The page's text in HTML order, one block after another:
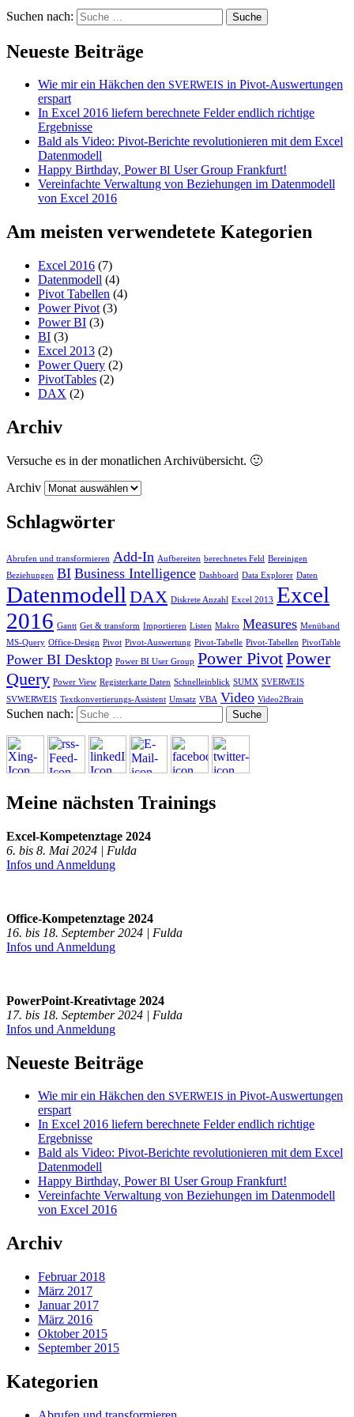
Suchen nach:
Neueste Beiträge
Wie mir ein Häkchen den SVERWEIS in Pivot-Auswertungen
erspart
In Excel 2016 liefern berechnete Felder endlich richtige
Ergebnisse
Bald als Video: Pivot-Berichte revolutionieren mit dem Excel
Datenmodell
Happy Birthday, PowerBI User Group Frankfurt!
Vereinfachte Verwaltung von Beziehungen im Datenmodell
von Excel 2016
Am meisten verwendetete Kategorien
Excel 2016 (7)
Datenmodell (4)
Pivot Tabellen (4)
Power Pivot (3)
Power BI (3)
BI (3)
Excel 2013 (2)
Power Query (2)
PivotTables (2)
DAX (2)
Archiv
Versuche es in der monatlichen Archivübersicht. 🙂
Archiv
Schlagwörter
Abrufen und transformieren Add-In Aufbereiten berechnetes Feld Bereinigen
Beziehungen BI Business Intelligence Dashboard Data Explorer Daten
Datenmodell DAX Diskrete Anzahl Excel 2013 Excel
2016 Gantt Get & transform Importieren Listen Makro Measures Menüband
MS-Query Office-Design Pivot Pivot-Auswertung Pivot-Tabelle Pivot-Tabellen PivotTable
Power BI Desktop Power BI User Group Power PivotPower
Query Power View Registerkarte Daten Schnelleinblick SUMX SVERWEIS
SVWERWEIS Textkonvertierungs-Assistent Umsatz VBA Video Video2Brain
Suchen nach:
Meine nächsten Trainings
Excel-Kompetenztage 2024
6. bis 8. Mai 2024 | Fulda
Infos und Anmeldung
Office-Kompetenztage 2024
16. bis 18. September 2024 | Fulda
Infos und Anmeldung
PowerPoint-Kreativtage 2024
17. bis 18. September 2024 | Fulda
Infos und Anmeldung
Neueste Beiträge
Wie mir ein Häkchen den SVERWEIS in Pivot-Auswertungen
erspart
In Excel 2016 liefern berechnete Felder endlich richtige
Ergebnisse
Bald als Video: Pivot-Berichte revolutionieren mit dem Excel
Datenmodell
Happy Birthday, PowerBI User Group Frankfurt!
Vereinfachte Verwaltung von Beziehungen im Datenmodell
von Excel 2016
Archiv
Februar 2018
März 2017
Januar 2017
März 2016
Oktober 2015
September 2015
Kategorien